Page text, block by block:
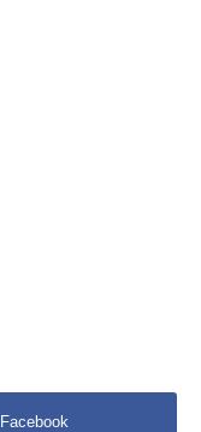
Facebook